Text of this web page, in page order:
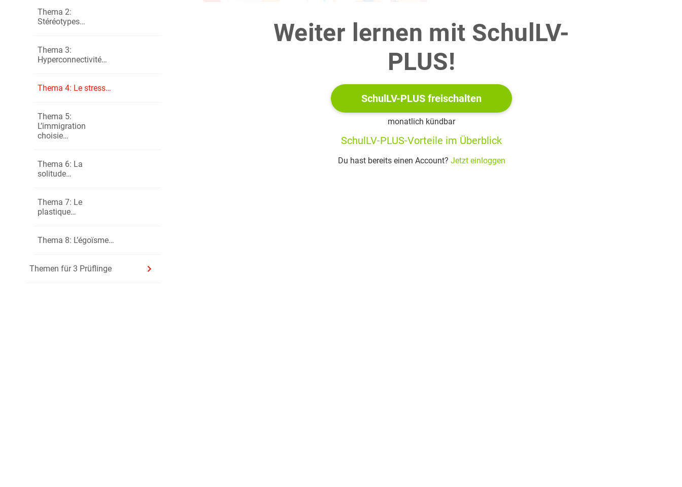
Thema 2:
Stéréotypes…
Thema 3:
Hyperconnectivité…
Thema 4: Le stress…
Thema 5:
L’immigration
choisie…
Thema 6: La
solitude…
Thema 7: Le
plastique…
Thema 8: L’égoïsme…
Themen für 3 Prüflinge
d’après : https://www.charentelibre.fr/sante/faites-vous-partie-des-francais-stresses-infographie-cl-sondage-5618890.php [14 juin 2024]
Explique et commente le document visuel.
Les exigences de nos sociétés augmentent notre stress. Discute des stratégies qui aident à le gérer.
Weiter lernen mit SchulLV-
PLUS!
SchulLV-PLUS freischalten
monatlich kündbar
SchulLV-PLUS-Vorteile im Überblick
Du hast bereits einen Account? Jetzt einloggen